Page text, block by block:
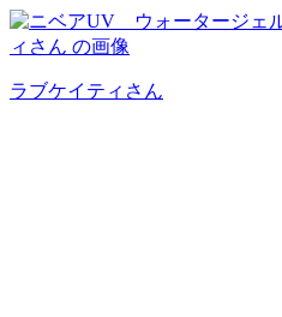
ラブケイティ さん